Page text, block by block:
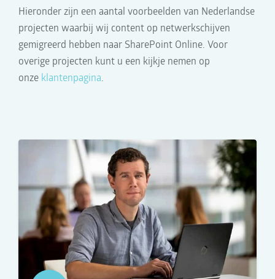
Hieronder zijn een aantal voorbeelden van Nederlandse
projecten waarbij wij content op netwerkschijven
gemigreerd hebben naar SharePoint Online. Voor
overige projecten kunt u een kijkje nemen op
onze klantenpagina.